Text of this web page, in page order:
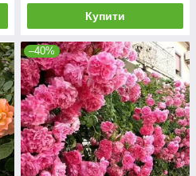
Купити
–40%